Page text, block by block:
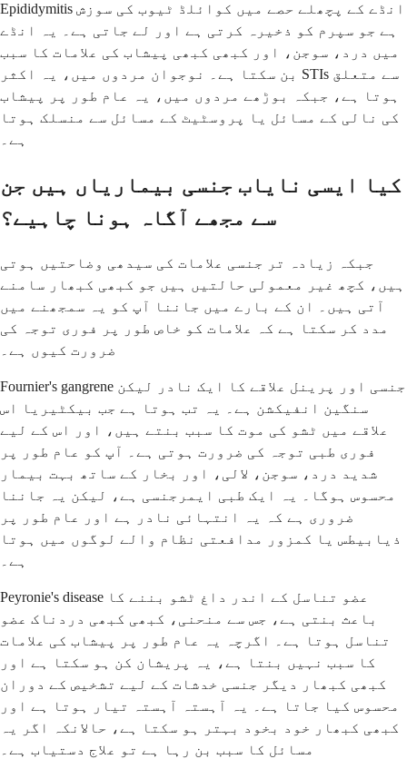
Epididymitis انڈے کے پچھلے حصے میں کوائلڈ ٹیوب کی سوزش
ہے جو سپرم کو ذخیرہ کرتی ہے اور لے جاتی ہے۔ یہ انڈے
میں درد، سوجن، اور کبھی کبھی پیشاب کی علامات کا سبب
بن سکتا ہے۔ نوجوان مردوں میں، یہ اکثر STIs سے متعلق
ہوتا ہے، جبکہ بوڑھے مردوں میں، یہ عام طور پر پیشاب
کی نالی کے مسائل یا پروسٹیٹ کے مسائل سے منسلک ہوتا
ہے۔
کیا ایسی نایاب جنسی بیماریاں ہیں جن
سے مجھے آگاہ ہونا چاہیے؟
جبکہ زیادہ تر جنسی علامات کی سیدھی وضاحتیں ہوتی
ہیں، کچھ غیر معمولی حالتیں ہیں جو کبھی کبھار سامنے
آتی ہیں۔ ان کے بارے میں جاننا آپ کو یہ سمجھنے میں
مدد کر سکتا ہے کہ علامات کو خاص طور پر فوری توجہ کی
ضرورت کیوں ہے۔
Fournier's gangrene جنسی اور پرینل علاقے کا ایک نادر لیکن
سنگین انفیکشن ہے۔ یہ تب ہوتا ہے جب بیکٹیریا اس
علاقے میں ٹشو کی موت کا سبب بنتے ہیں، اور اس کے لیے
فوری طبی توجہ کی ضرورت ہوتی ہے۔ آپ کو عام طور پر
شدید درد، سوجن، لالی، اور بخار کے ساتھ بہت بیمار
محسوس ہوگا۔ یہ ایک طبی ایمرجنسی ہے، لیکن یہ جاننا
ضروری ہے کہ یہ انتہائی نادر ہے اور عام طور پر
ذیابیطس یا کمزور مدافعتی نظام والے لوگوں میں ہوتا
ہے۔
Peyronie's disease عضو تناسل کے اندر داغ ٹشو بننے کا
باعث بنتی ہے، جس سے منحنی، کبھی کبھی دردناک عضو
تناسل ہوتا ہے۔ اگرچہ یہ عام طور پر پیشاب کی علامات
کا سبب نہیں بنتا ہے، یہ پریشان کن ہو سکتا ہے اور
کبھی کبھار دیگر جنسی خدشات کے لیے تشخیص کے دوران
محسوس کیا جاتا ہے۔ یہ آہستہ آہستہ تیار ہوتا ہے اور
کبھی کبھار خود بخود بہتر ہو سکتا ہے، حالانکہ اگر یہ
مسائل کا سبب بن رہا ہے تو علاج دستیاب ہے۔